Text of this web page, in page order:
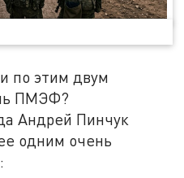
по этим двум
ПМЭФ?
Андрей Пинчук
одним очень